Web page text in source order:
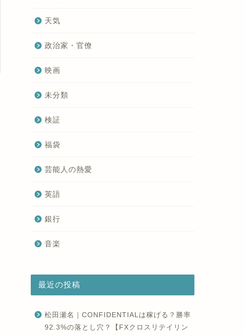
天気
政治家・官僚
映画
未分類
検証
福袋
芸能人の熱愛
英語
銀行
音楽
最近の投稿
松田瀬名｜CONFIDENTIALは稼げる？勝率
92.3%の落とし穴？【FXクロスリテイリン